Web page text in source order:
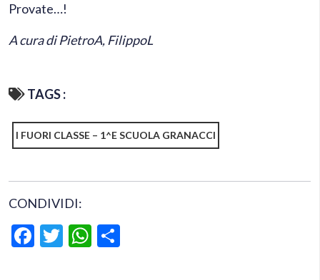
Provate…!
A cura di PietroA, FilippoL
TAGS :
I FUORI CLASSE – 1^E SCUOLA GRANACCI
CONDIVIDI:
Facebook
TwitterWhatsApp